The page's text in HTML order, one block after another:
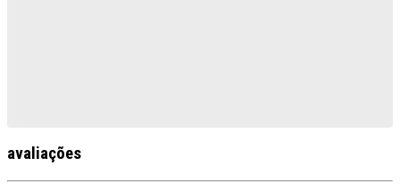
avaliações